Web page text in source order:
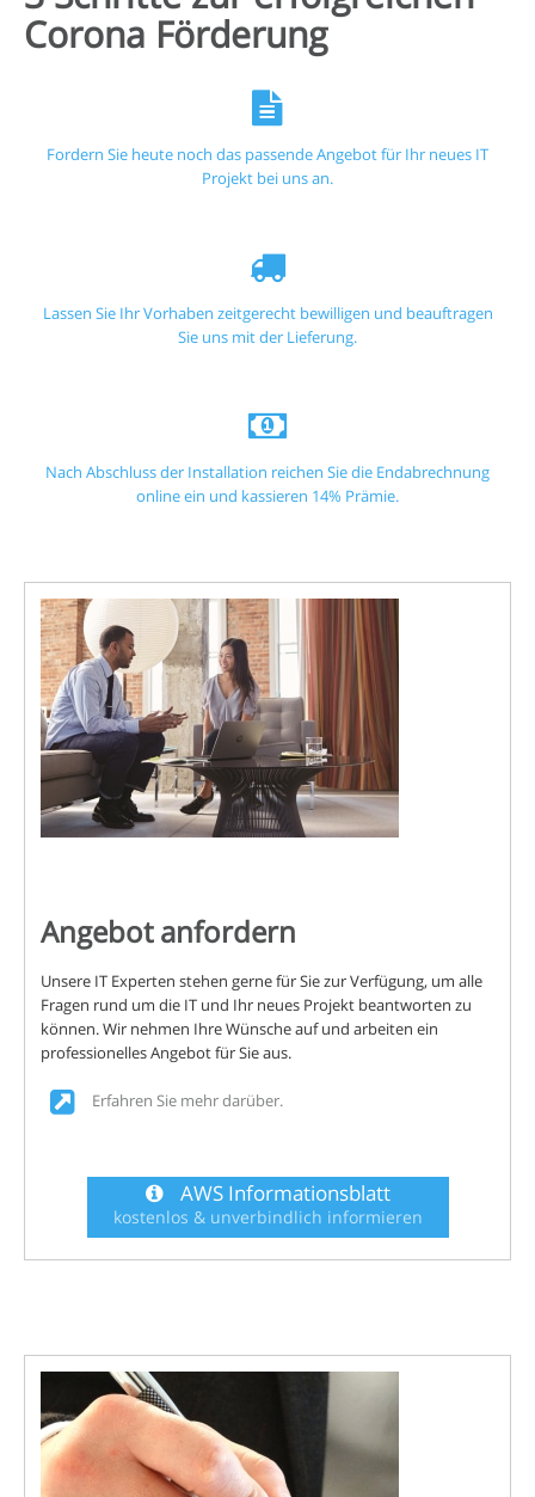
Corona Förderung
Fordern Sie heute noch das passende Angebot für Ihr neues IT
Projekt bei uns an.
Lassen Sie Ihr Vorhaben zeitgerecht bewilligen und beauftragen
Sie uns mit der Lieferung.
Nach Abschluss der Installation reichen Sie die Endabrechnung
online ein und kassieren 14% Prämie.
Angebot anfordern
Unsere IT Experten stehen gerne für Sie zur Verfügung, um alle
Fragen rund um die IT und Ihr neues Projekt beantworten zu
können. Wir nehmen Ihre Wünsche auf und arbeiten ein
professionelles Angebot für Sie aus.
Erfahren Sie mehr darüber.
AWS Informationsblatt
kostenlos & unverbindlich informieren